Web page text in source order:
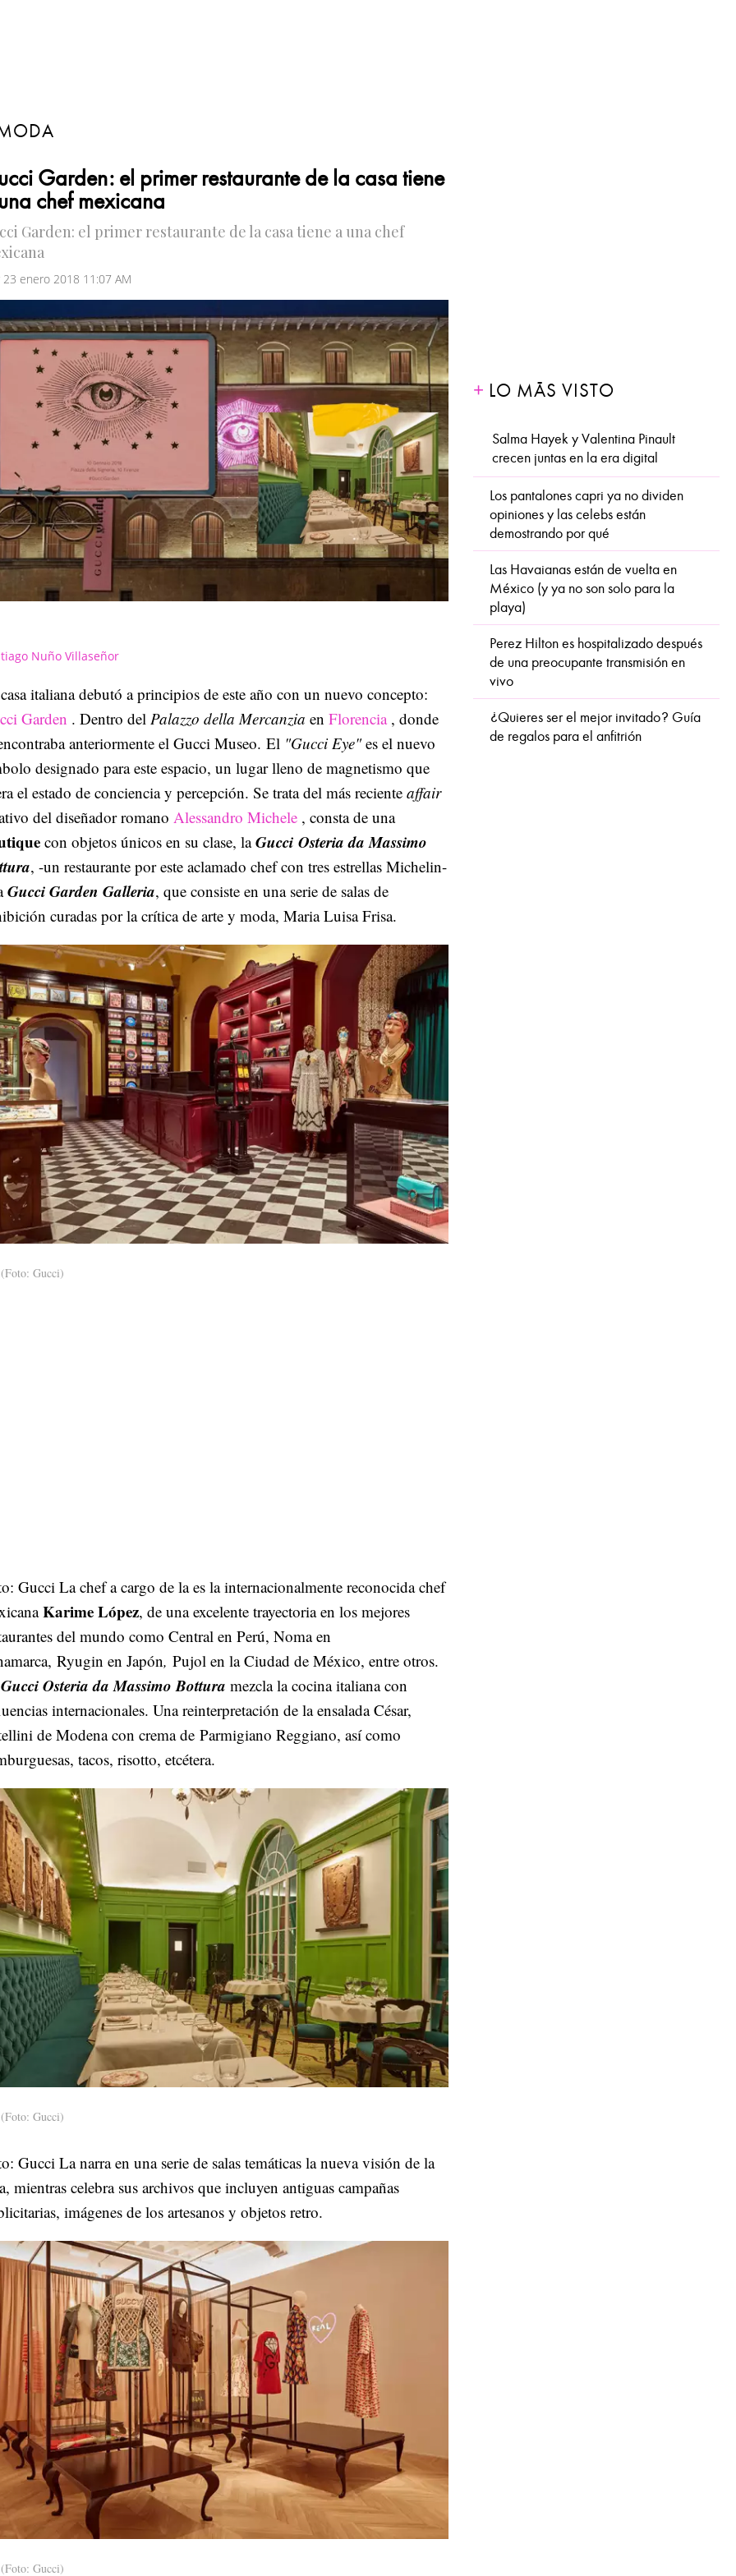
Garden: el primer restaurante de la casa tiene
chef mexicana
Garden: el primer restaurante de la casa tiene a una chef
23 enero 2018 11:07 AM
Nuño Villaseñor
italiana debutó a principios de este año con un nuevo concepto:
Garden . Dentro del Palazzo della Mercanzia en Florencia , donde
anteriormente el Gucci Museo. El "Gucci Eye"es el nuevo
designado para este espacio, un lugar lleno de magnetismo que
el estado de conciencia y percepción. Se trata del más reciente affair
del diseñador romano Alessandro Michele , consta de una
con objetos únicos en su clase, laGucci Osteriada Massimo
, -un restaurante por este aclamado chef con tres estrellas Michelin-
Gucci Garden Galleria, que consiste en una serie de salas de
curadas por la crítica de arte y moda, Maria Luisa Frisa.
(Foto: Gucci)
Gucci La chef a cargo de la es la internacionalmente reconocida chef
Karime López, de una excelente trayectoria en los mejores
del mundo como Central en Perú, Noma en
Ryugin en Japón, Pujol en la Ciudad de México, entre otros.
Gucci Osteria da Massimo Bottura mezcla la cocina italiana con
internacionales. Una reinterpretación de la ensalada César,
de Modena con crema de Parmigiano Reggiano, así como
tacos, risotto, etcétera.
(Foto: Gucci)
Gucci La narra en una serie de salas temáticas la nueva visión de la
mientras celebra sus archivos que incluyen antiguas campañas
imágenes de los artesanos y objetos retro.
(Foto: Gucci)
LO MÁS VISTO
Salma Hayek y Valentina Pinault
crecen juntas en la era digital
Los pantalones capri ya no dividen
opiniones y las celebs están
demostrando por qué
Las Havaianas están de vuelta en
México (y ya no son solo para la
playa)
Perez Hilton es hospitalizado después
de una preocupante transmisión en
vivo
¿Quieres ser el mejor invitado? Guía
de regalos para el anfitrión